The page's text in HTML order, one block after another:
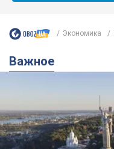
Экономика
Важное